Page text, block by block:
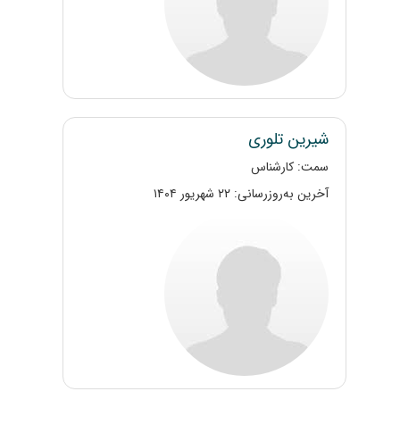
شیرین تلوری
سمت: کارشناس
آخرین به‌روزرسانی: ۲۲ شهریور ۱۴۰۴